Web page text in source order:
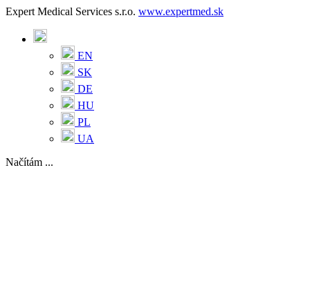
Expert Medical Services s.r.o. www.expertmed.sk
EN
SK
DE
HU
PL
UA
Načítám ...